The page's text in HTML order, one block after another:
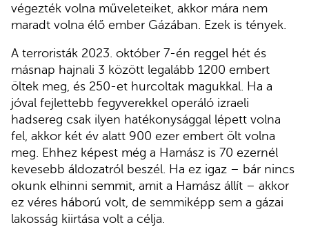
végezték volna műveleteiket, akkor mára nem
maradt volna élő ember Gázában. Ezek is tények.
A terroristák 2023. október 7-én reggel hét és
másnap hajnali 3 között legalább 1200 embert
öltek meg, és 250-et hurcoltak magukkal. Ha a
jóval fejlettebb fegyverekkel operáló izraeli
hadsereg csak ilyen hatékonysággal lépett volna
fel, akkor két év alatt 900 ezer embert ölt volna
meg. Ehhez képest még a Hamász is 70 ezernél
kevesebb áldozatról beszél. Ha ez igaz – bár nincs
okunk elhinni semmit, amit a Hamász állít – akkor
ez véres háború volt, de semmiképp sem a gázai
lakosság kiirtása volt a célja.